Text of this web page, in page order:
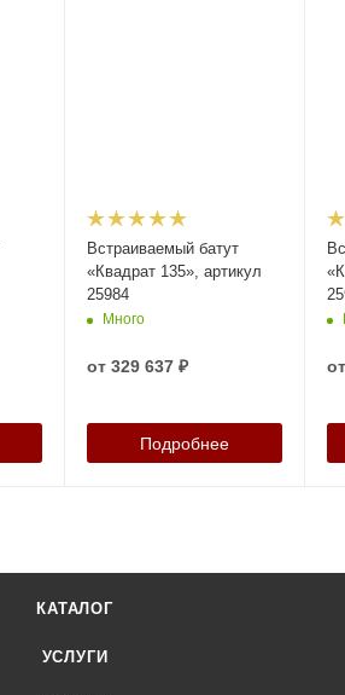
Встраиваемый батут
«Квадрат 135», артикул
25984
Много
от 329 637 ₽
Подробнее
КАТАЛОГ
УСЛУГИ